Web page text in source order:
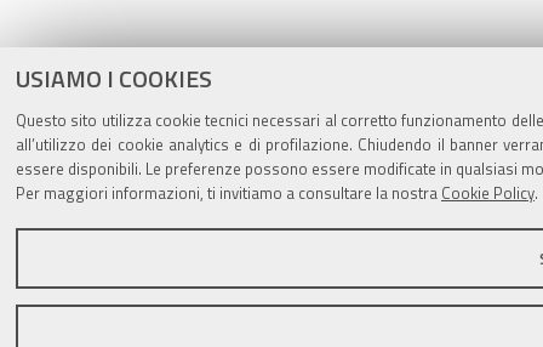
USIAMO I COOKIES
Questo sito utilizza cookie tecnici necessari al corretto funzionamento
all’utilizzo dei cookie analytics e di profilazione. Chiudendo il banner
essere disponibili. Le preferenze possono essere modificate in qualsiasi
Per maggiori informazioni, ti invitiamo a consultare la nostra Cookie Policy.